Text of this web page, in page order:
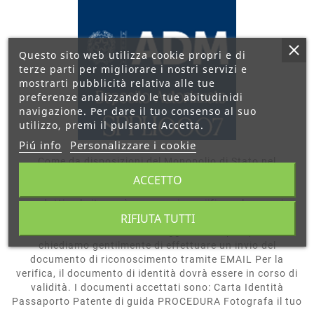
Come da disposizioni del Monopolio di Stato nel
direttoriale ADM 83685 del 18/03/2021 pag. 10 art. 10
prodotti sul sito sarà necessario veriificare la propria
identità per comprovare la maggiore età. Tutti i nostri
chiediamo gentilmente di effettuare un invio del
documento di riconoscimento tramite EMAIL Per la
verifica, il documento di identità dovrà essere in corso di
validità. I documenti accettati sono: Carta Identità
Passaporto Patente di guida PROCEDURA Fotografa il tuo
Questo sito web utilizza cookie propri e di
terze parti per migliorare i nostri servizi e
mostrarti pubblicità relativa alle tue
preferenze analizzando le tue abitudinidi
navigazione. Per dare il tuo consenso al suo
utilizzo, premi il pulsante Accetta.
Piú info Personalizzare i cookie
RIFIUTA TUTTI
ACCETTO